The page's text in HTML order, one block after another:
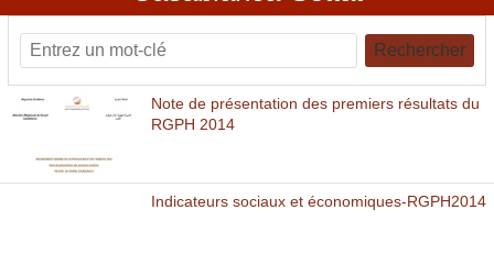
Rechercher
Note de présentation des premiers résultats du
RGPH 2014
Indicateurs sociaux et économiques-RGPH2014